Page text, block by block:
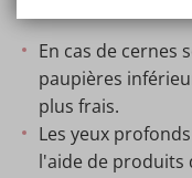
vous pour une
faites le pas vers
En cas de cernes
paupières
plus frais.
Les yeux
l'aide de produits